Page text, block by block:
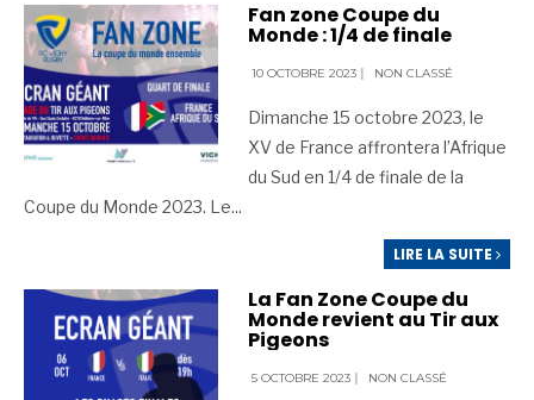
Fan zone Coupe du
Monde : 1/4 de finale
10 OCTOBRE 2023 NON CLASSÉ
Dimanche 15 octobre 2023, le
XV de France affrontera l’Afrique
du Sud en 1/4 de finale de la
Coupe du Monde 2023. Le...
LIRE LA SUITE
La Fan Zone Coupe du
Monde revient au Tir aux
Pigeons
5 OCTOBRE 2023 NON CLASSÉ